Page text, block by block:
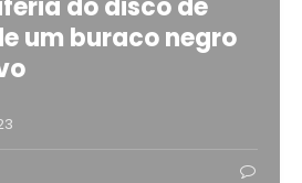
um buraco negro